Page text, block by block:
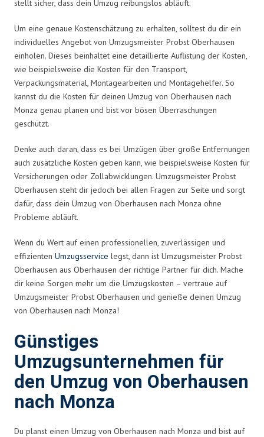
stellt sicher, dass dein Umzug reibungslos abläuft.
Um eine genaue Kostenschätzung zu erhalten, solltest du dir ein
individuelles Angebot von Umzugsmeister Probst Oberhausen
einholen. Dieses beinhaltet eine detaillierte Auflistung der Kosten,
wie beispielsweise die Kosten für den Transport,
Verpackungsmaterial, Montagearbeiten und Montagehelfer. So
kannst du die Kosten für deinen Umzug von Oberhausen nach
Monza genau planen und bist vor bösen Überraschungen
geschützt.
Denke auch daran, dass es bei Umzügen über große Entfernungen
auch zusätzliche Kosten geben kann, wie beispielsweise Kosten für
Versicherungen oder Zollabwicklungen. Umzugsmeister Probst
Oberhausen steht dir jedoch bei allen Fragen zur Seite und sorgt
dafür, dass dein Umzug von Oberhausen nach Monza ohne
Probleme abläuft.
Wenn du Wert auf einen professionellen, zuverlässigen und
effizienten Umzugsservice legst, dann ist Umzugsmeister Probst
Oberhausen aus Oberhausen der richtige Partner für dich. Mache
dir keine Sorgen mehr um die Umzugskosten – vertraue auf
Umzugsmeister Probst Oberhausen und genieße deinen Umzug
von Oberhausen nach Monza!
Günstiges
Umzugsunternehmen für
den Umzug von Oberhausen
nach Monza
Du planst einen Umzug von Oberhausen nach Monza und bist auf